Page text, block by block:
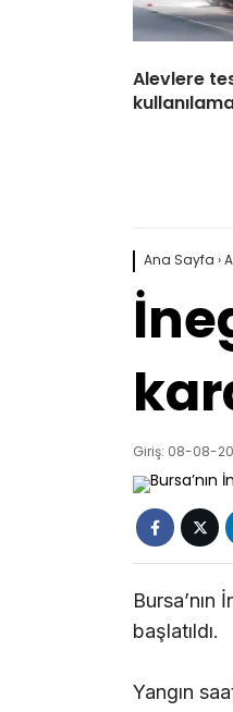
Alevlere
Ana Sayfa ›
Giriş: 08-08-
başlatıldı.
Yangın